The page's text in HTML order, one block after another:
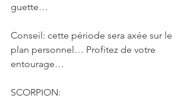
guette…
Conseil: cette période sera axée sur le
plan personnel… Profitez de votre
entourage…
SCORPION: